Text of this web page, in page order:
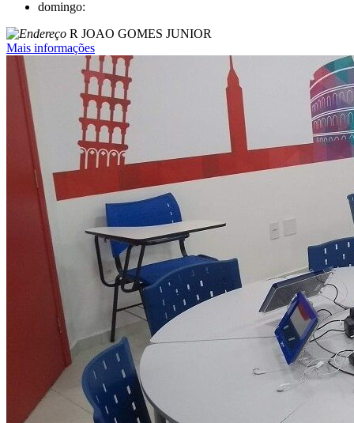
domingo:
R JOAO GOMES JUNIOR
Mais informações